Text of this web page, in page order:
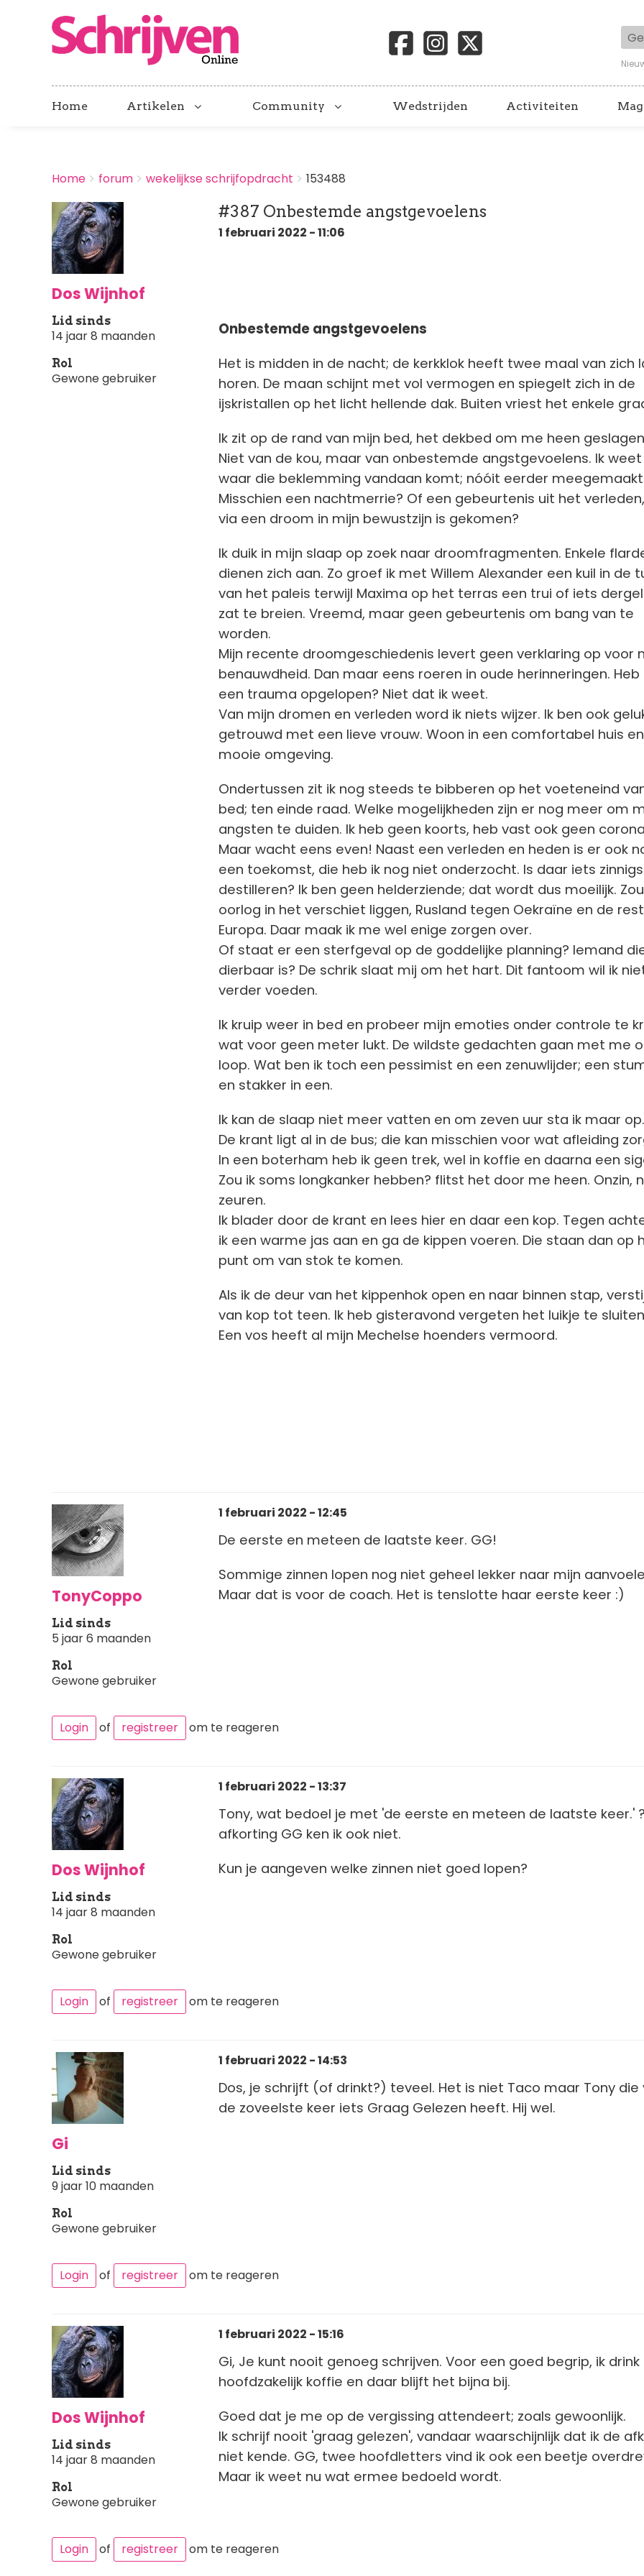
Home Artikelen Community Wedstrijden Activiteiten
BREADCRUMBS
You
here:
Home forum wekelijkse schrijfopdracht 153488
Dos Wijnhof
Lid sinds
14 jaar 8 maanden
Rol
Gewone gebruiker
#387 Onbestemde angstgevoelens
1 februari 2022 - 11:06
Onbestemde angstgevoelens
Het is midden in de nacht; de kerkklok heeft twee maal van zich
horen. De maan schijnt met vol vermogen en spiegelt zich in de
ijskristallen op het licht hellende dak. Buiten vriest het enkele
Ik zit op de rand van mijn bed, het dekbed om me heen
Niet van de kou, maar van onbestemde angstgevoelens. Ik
waar die beklemming vandaan komt; nóóit eerder
Misschien een nachtmerrie? Of een gebeurtenis uit het
via een droom in mijn bewustzijn is gekomen?
Ik duik in mijn slaap op zoek naar droomfragmenten. Enkele
dienen zich aan. Zo groef ik met Willem Alexander een kuil in de
van het paleis terwijl Maxima op het terras een trui of iets
zat te breien. Vreemd, maar geen gebeurtenis om bang van te
worden.
Mijn recente droomgeschiedenis levert geen verklaring op voor
benauwdheid. Dan maar eens roeren in oude herinneringen. Heb
een trauma opgelopen? Niet dat ik weet.
Van mijn dromen en verleden word ik niets wijzer. Ik ben ook
getrouwd met een lieve vrouw. Woon in een comfortabel huis en
mooie omgeving.
Ondertussen zit ik nog steeds te bibberen op het voeteneind
bed; ten einde raad. Welke mogelijkheden zijn er nog meer om
angsten te duiden. Ik heb geen koorts, heb vast ook geen
Maar wacht eens even! Naast een verleden en heden is er ook
een toekomst, die heb ik nog niet onderzocht. Is daar iets
destilleren? Ik ben geen helderziende; dat wordt dus moeilijk.
oorlog in het verschiet liggen, Rusland tegen Oekraïne en de
Europa. Daar maak ik me wel enige zorgen over.
Of staat er een sterfgeval op de goddelijke planning? Iemand
dierbaar is? De schrik slaat mij om het hart. Dit fantoom wil ik
verder voeden.
Ik kruip weer in bed en probeer mijn emoties onder controle te
wat voor geen meter lukt. De wildste gedachten gaan met me
loop. Wat ben ik toch een pessimist en een zenuwlijder; een
en stakker in een.
Ik kan de slaap niet meer vatten en om zeven uur sta ik maar op.
De krant ligt al in de bus; die kan misschien voor wat afleiding
In een boterham heb ik geen trek, wel in koffie en daarna een
Zou ik soms longkanker hebben? flitst het door me heen. Onzin,
zeuren.
Ik blader door de krant en lees hier en daar een kop. Tegen
ik een warme jas aan en ga de kippen voeren. Die staan dan op
punt om van stok te komen.
Als ik de deur van het kippenhok open en naar binnen stap,
van kop tot teen. Ik heb gisteravond vergeten het luikje te
Een vos heeft al mijn Mechelse hoenders vermoord.
TonyCoppo
Lid sinds
5 jaar 6 maanden
Rol
Gewone gebruiker
1 februari 2022 - 12:45
De eerste en meteen de laatste keer. GG!
Sommige zinnen lopen nog niet geheel lekker naar mijn
Maar dat is voor de coach. Het is tenslotte haar eerste keer :)
Login of registreer om te reageren
Dos Wijnhof
Lid sinds
14 jaar 8 maanden
Rol
Gewone gebruiker
1 februari 2022 - 13:37
Tony, wat bedoel je met 'de eerste en meteen de laatste keer.'
afkorting GG ken ik ook niet.
Kun je aangeven welke zinnen niet goed lopen?
Login of registreer om te reageren
Gi
Lid sinds
9 jaar 10 maanden
Rol
Gewone gebruiker
1 februari 2022 - 14:53
Dos, je schrijft (of drinkt?) teveel. Het is niet Taco maar Tony die
de zoveelste keer iets Graag Gelezen heeft. Hij wel.
Login of registreer om te reageren
Dos Wijnhof
Lid sinds
14 jaar 8 maanden
Rol
Gewone gebruiker
1 februari 2022 - 15:16
Gi, Je kunt nooit genoeg schrijven. Voor een goed begrip, ik drink
hoofdzakelijk koffie en daar blijft het bijna bij.
Goed dat je me op de vergissing attendeert; zoals gewoonlijk.
Ik schrijf nooit 'graag gelezen', vandaar waarschijnlijk dat ik de
niet kende. GG, twee hoofdletters vind ik ook een beetje
Maar ik weet nu wat ermee bedoeld wordt.
Login of registreer om te reageren